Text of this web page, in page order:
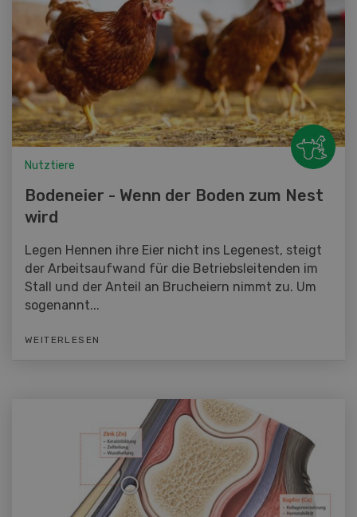
Nutztiere
Bodeneier - Wenn der Boden zum Nest
wird
Legen Hennen ihre Eier nicht ins Legenest, steigt
der Arbeitsaufwand für die Betriebsleitenden im
Stall und der Anteil an Brucheiern nimmt zu. Um
sogenannt...
WEITERLESEN